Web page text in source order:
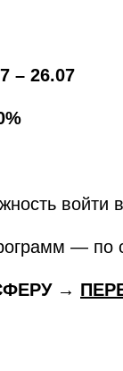
– 26.07
войти
— по
→